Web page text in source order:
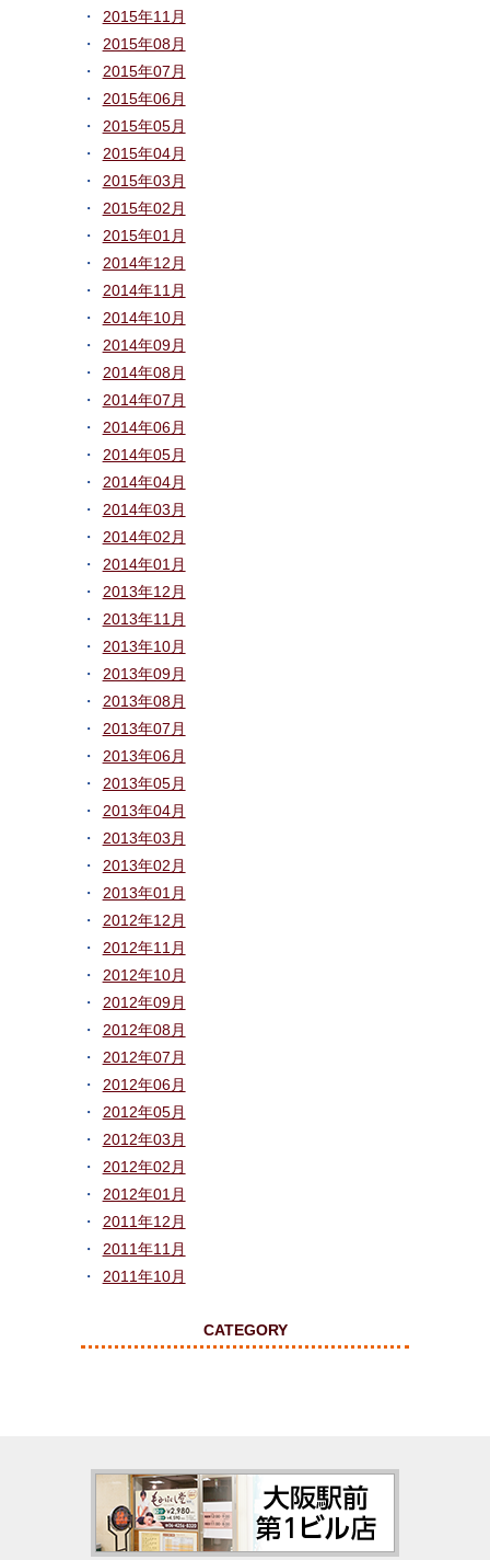
2015年11月
2015年08月
2015年07月
2015年06月
2015年05月
2015年04月
2015年03月
2015年02月
2015年01月
2014年12月
2014年11月
2014年10月
2014年09月
2014年08月
2014年07月
2014年06月
2014年05月
2014年04月
2014年03月
2014年02月
2014年01月
2013年12月
2013年11月
2013年10月
2013年09月
2013年08月
2013年07月
2013年06月
2013年05月
2013年04月
2013年03月
2013年02月
2013年01月
2012年12月
2012年11月
2012年10月
2012年09月
2012年08月
2012年07月
2012年06月
2012年05月
2012年03月
2012年02月
2012年01月
2011年12月
2011年11月
2011年10月
CATEGORY